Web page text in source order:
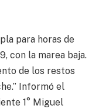
para horas de
con la marea baja.
de los restos
Informó el
1° Miguel